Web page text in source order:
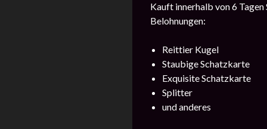
Kauft innerhalb von 6
Belohnungen:
Reittier Kugel
Staubige Schatzkarte
Exquisite Schatzkarte
Splitter
und anderes